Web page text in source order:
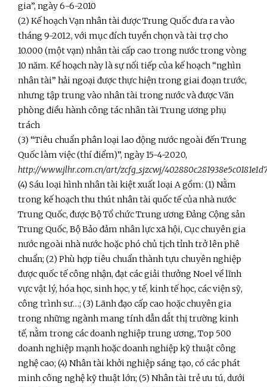
gia”, ngày 6-6-2010
(2) Kế hoạch Vạn nhân tài được Trung Quốc đưa ra vào
tháng 9-2012, với mục đích tuyển chọn và tài trợ cho
10.000 (một vạn) nhân tài cấp cao trong nước trong vòng
10 năm. Kế hoạch này là sự nối tiếp của kế hoạch “nghìn
nhân tài” hải ngoại được thực hiện trong giai đoạn trước,
nhưng tập trung vào nhân tài trong nước và được Văn
phòng điều hành công tác nhân tài Trung ương phụ
trách
(3) “Tiêu chuẩn phân loại lao động nước ngoài đến Trung
Quốc làm việc (thí điểm)”, ngày 15-4-2020,
http://www.jlhr.com.cn/art/zcfg_sjzcwj/
(4) Sáu loại hình nhân tài kiệt xuất loại A gồm: (1) Nằm
trong kế hoạch thu thút nhân tài quốc tế của nhà nước
Trung Quốc, được Bộ Tổ chức Trung ương Đảng Cộng sản
Trung Quốc, Bộ Bảo đảm nhân lực xã hội, Cục chuyên gia
nước ngoài nhà nước hoặc phó chủ tịch tỉnh trở lên phê
chuẩn; (2) Phù hợp tiêu chuẩn thành tựu chuyên nghiệp
được quốc tế công nhận, đạt các giải thưởng Noel về lĩnh
vực vật lý, hóa học, sinh học, y tế, kinh tế học, các viện sỹ,
công trình sư…; (3) Lãnh đạo cấp cao hoặc chuyên gia
trong những ngành mang tính dẫn dắt thị trường kinh
tế, nằm trong các doanh nghiệp trung ương, Top 500
doanh nghiệp mạnh hoặc doanh nghiệp kỹ thuật công
nghệ cao; (4) Nhân tài khởi nghiệp sáng tạo, có các phát
minh công nghệ kỹ thuật lớn; (5) Nhân tài trẻ ưu tú, dưới